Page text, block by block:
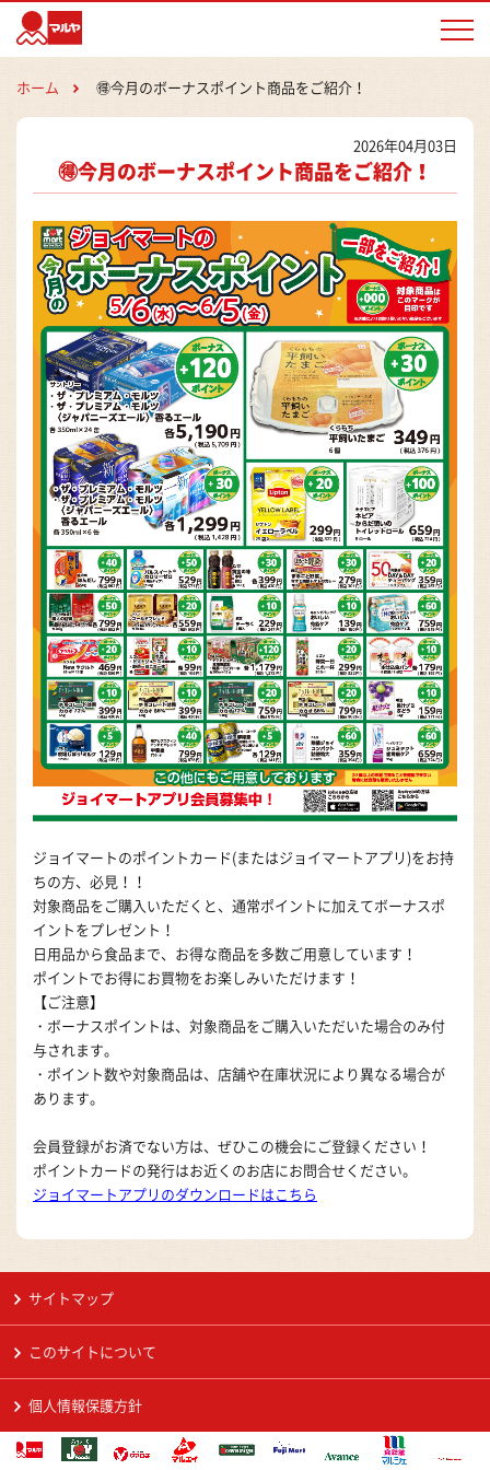
ホーム 🉐今月のボーナスポイント商品をご紹介！
2026年04月03日
🉐今月のボーナスポイント商品をご紹介！
ジョイマートのポイントカード(またはジョイマートアプリ)をお持
ちの方、必見！！
対象商品をご購入いただくと、通常ポイントに加えてボーナスポ
イントをプレゼント！
日用品から食品まで、お得な商品を多数ご用意しています！
ポイントでお得にお買物をお楽しみいただけます！
【ご注意】
・ボーナスポイントは、対象商品をご購入いただいた場合のみ付
与されます。
・ポイント数や対象商品は、店舗や在庫状況により異なる場合が
あります。
会員登録がお済でない方は、ぜひこの機会にご登録ください！
ポイントカードの発行はお近くのお店にお問合せください。
ジョイマートアプリのダウンロードはこちら
サイトマップ
このサイトについて
個人情報保護方針